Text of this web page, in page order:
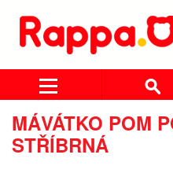
MÁVÁTKO POM
STŘÍBRNÁ